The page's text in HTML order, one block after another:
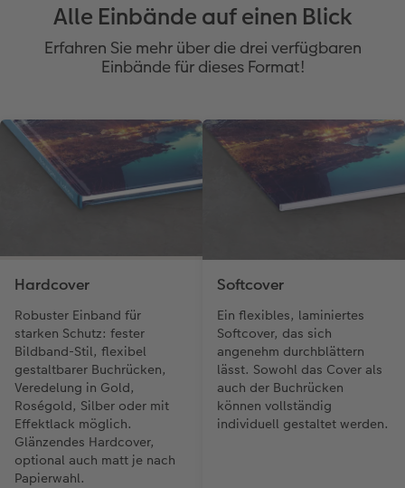
Alle Einbände auf einen Blick
Erfahren Sie mehr über die drei verfügbaren
Einbände für dieses Format!
Hardcover
Robuster Einband für
starken Schutz: fester
Bildband-Stil, flexibel
gestaltbarer Buchrücken,
Veredelung in Gold,
Roségold, Silber oder mit
Effektlack möglich.
Glänzendes Hardcover,
optional auch matt je nach
Papierwahl.
Softcover
Ein flexibles, laminiertes
Softcover, das sich
angenehm durchblättern
lässt. Sowohl das Cover als
auch der Buchrücken
können vollständig
individuell gestaltet werden.